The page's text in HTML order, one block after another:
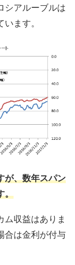
シアルーブルは
ます。
が、数年スパン
。
ム収益はありま
合は金利が付与